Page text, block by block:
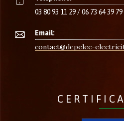
03 80 93 11 29 / 06 73 64 39 79
Email:
contact@depelec-